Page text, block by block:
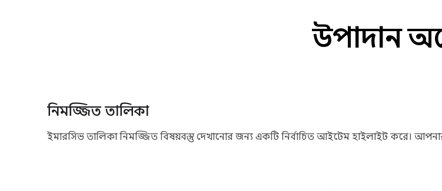
উপাদান
নিমজ্জিত তালিকা
ইমারসিভ তালিকা নিমজ্জিত বিষয়বস্তু দেখানোর জন্য একটি নির্বাচিত আইটেম হাইলাইট করে।